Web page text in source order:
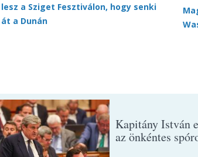
a Sziget Fesztiválon, hogy senki
a Dunán
Kapitány István
az önkéntes